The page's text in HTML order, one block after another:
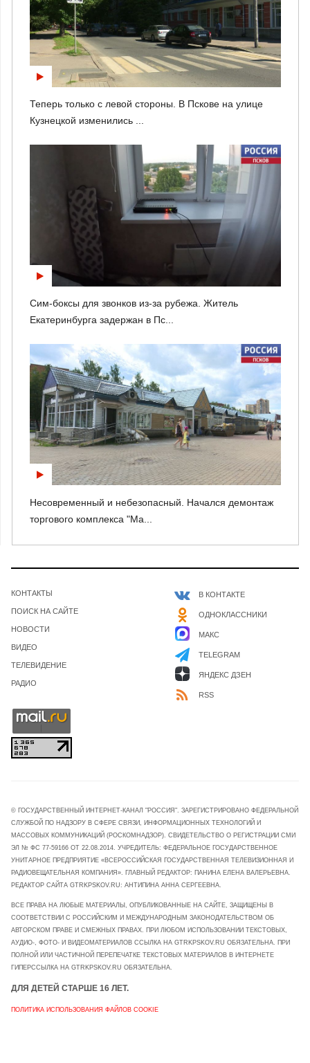
Теперь только с левой стороны. В Пскове на улице
Кузнецкой изменились ...
Сим-боксы для звонков из-за рубежа. Житель
Екатеринбурга задержан в Пс...
Несовременный и небезопасный. Начался демонтаж
торгового комплекса "Ма...
КОНТАКТЫ
ПОИСК НА САЙТЕ
НОВОСТИ
ВИДЕО
ТЕЛЕВИДЕНИЕ
РАДИО
В КОНТАКТЕ
ОДНОКЛАССНИКИ
МАКС
TELEGRAM
ЯНДЕКС ДЗЕН
RSS
© ГОСУДАРСТВЕННЫЙ ИНТЕРНЕТ-КАНАЛ "РОССИЯ". ЗАРЕГИСТРИРОВАНО ФЕДЕРАЛЬНОЙ
СЛУЖБОЙ ПО НАДЗОРУ В СФЕРЕ СВЯЗИ, ИНФОРМАЦИОННЫХ ТЕХНОЛОГИЙ И
МАССОВЫХ КОММУНИКАЦИЙ (РОСКОМНАДЗОР). СВИДЕТЕЛЬСТВО О РЕГИСТРАЦИИ СМИ
ЭЛ № ФС 77-59166 ОТ 22.08.2014. УЧРЕДИТЕЛЬ: ФЕДЕРАЛЬНОЕ ГОСУДАРСТВЕННОЕ
УНИТАРНОЕ ПРЕДПРИЯТИЕ «ВСЕРОССИЙСКАЯ ГОСУДАРСТВЕННАЯ ТЕЛЕВИЗИОННАЯ И
РАДИОВЕЩАТЕЛЬНАЯ КОМПАНИЯ». ГЛАВНЫЙ РЕДАКТОР: ПАНИНА ЕЛЕНА ВАЛЕРЬЕВНА.
РЕДАКТОР САЙТА GTRKPSKOV.RU: АНТИПИНА АННА СЕРГЕЕВНА.
ВСЕ ПРАВА НА ЛЮБЫЕ МАТЕРИАЛЫ, ОПУБЛИКОВАННЫЕ НА САЙТЕ, ЗАЩИЩЕНЫ В
СООТВЕТСТВИИ С РОССИЙСКИМ И МЕЖДУНАРОДНЫМ ЗАКОНОДАТЕЛЬСТВОМ ОБ
АВТОРСКОМ ПРАВЕ И СМЕЖНЫХ ПРАВАХ. ПРИ ЛЮБОМ ИСПОЛЬЗОВАНИИ ТЕКСТОВЫХ,
АУДИО-, ФОТО- И ВИДЕОМАТЕРИАЛОВ ССЫЛКА НА GTRKPSKOV.RU ОБЯЗАТЕЛЬНА. ПРИ
ПОЛНОЙ ИЛИ ЧАСТИЧНОЙ ПЕРЕПЕЧАТКЕ ТЕКСТОВЫХ МАТЕРИАЛОВ В ИНТЕРНЕТЕ
ГИПЕРССЫЛКА НА GTRKPSKOV.RU ОБЯЗАТЕЛЬНА.
ДЛЯ ДЕТЕЙ СТАРШЕ 16 ЛЕТ.
ПОЛИТИКА ИСПОЛЬЗОВАНИЯ ФАЙЛОВ COOKIE